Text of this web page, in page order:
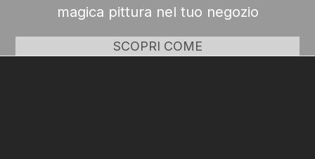
magica pittura nel tuo negozio
SCOPRI COME